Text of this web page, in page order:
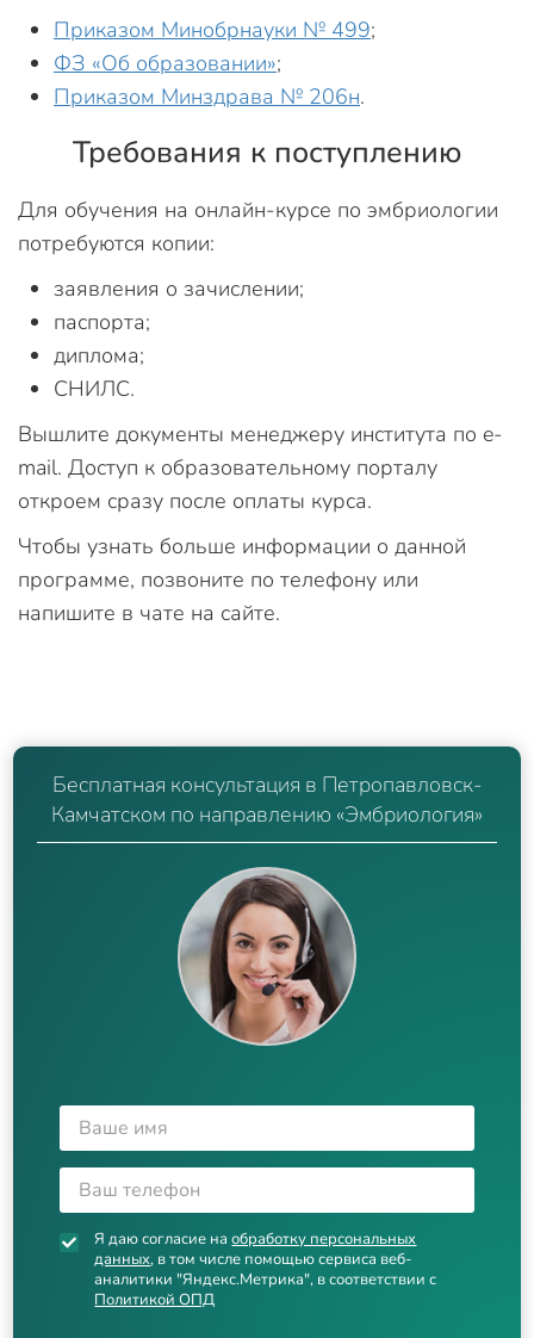
Приказом Минобрнауки № 499;
ФЗ «Об образовании»;
Приказом Минздрава № 206н.
Требования к поступлению
Для обучения на онлайн-курсе по эмбриологии
потребуются копии:
заявления о зачислении;
паспорта;
диплома;
СНИЛС.
Вышлите документы менеджеру института по e-
mail. Доступ к образовательному порталу
откроем сразу после оплаты курса.
Чтобы узнать больше информации о данной
программе, позвоните по телефону или
напишите в чате на сайте.
Бесплатная консультация в Петропавловск-
Камчатском по направлению «Эмбриология»
Я даю согласие наобработку персональных
данных, в том числе помощью сервиса веб-
аналитики "Яндекс.Метрика", в соответствии с
Политикой ОПД